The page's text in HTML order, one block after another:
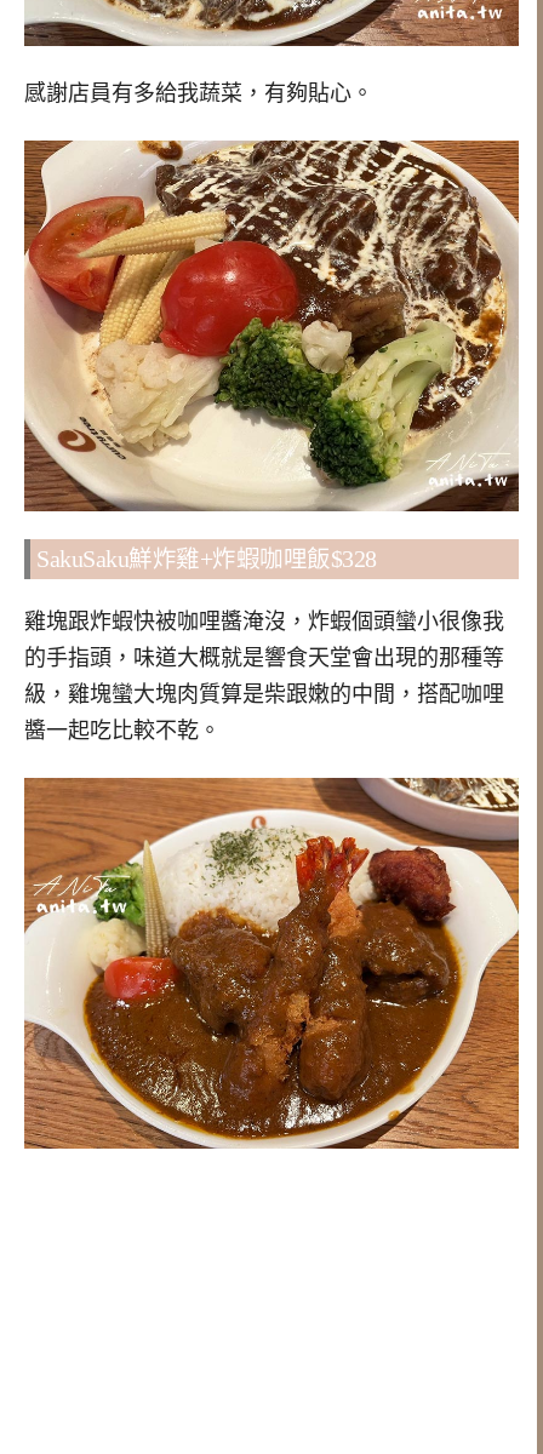
感謝店員有多給我蔬菜，有夠貼心。
SakuSaku鮮炸雞+炸蝦咖哩飯$328
雞塊跟炸蝦快被咖哩醬淹沒，炸蝦個頭蠻小很像我
的手指頭，味道大概就是響食天堂會出現的那種等
級，雞塊蠻大塊肉質算是柴跟嫩的中間，搭配咖哩
醬一起吃比較不乾。